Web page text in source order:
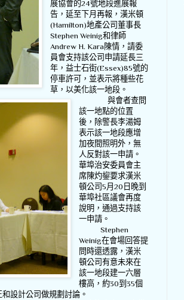
展協會的24號地段進展報
告，延至下月再報，漢米頓
(Hamilton)地產公司董事長
Stephen Weinig和律師
Andrew H. Kara 陳情，請委
員會支持該公司申請延長三
年，益士石街(Essex)85號的
停車許可，並表示將種些花
草，以美化該一地段。
與會者查問
該一地點的位置
後，除警長李湯姆
表示該一地段應增
加夜間照明外，無
人反對該一申請。
華埠治安委員會主
席陳灼鋆要求漢米
頓公司5月20 日晚到
華埠社區議會再度
說明，通過支持該
一申請。
Stephen
Weinig在會場回答提
問時還透露，漢米
頓公司有意未來在
該一地段建一六層
樓高，約30到35個
設計公司做規劃討論。